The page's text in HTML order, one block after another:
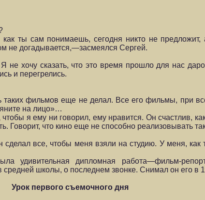
ты сам понимаешь, сегодня никто не
догадывается,—засмеялся Сергей.
хочу сказать, что это время прошло для нас
и перегрелись.
фильмов еще не делал. Все его фильмы, при
на лицо»…
я ему ни говорил, ему нравится. Он счастлив,
Говорит, что кино еще не способно реализовывать
все, чтобы меня взяли на студию. У меня, как
удивительная дипломная работа—фильм-
школы, о последнем звонке. Снимал он его в
Урок первого съемочного дня